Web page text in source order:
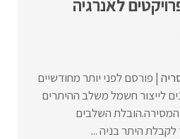
לאנרגיה
פורסם לפני יותר מחודשיים
לייצור חשמל משלב ההיתרים
השלבים
היתר בניה ...